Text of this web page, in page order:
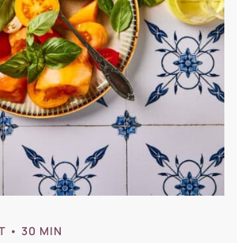
• 30 MIN